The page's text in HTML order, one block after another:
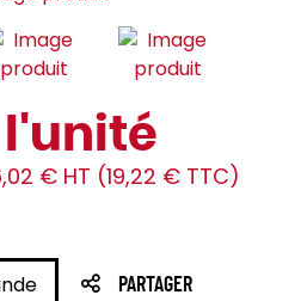
l'unité
€ HT (19,22 € TTC)
PARTAGER